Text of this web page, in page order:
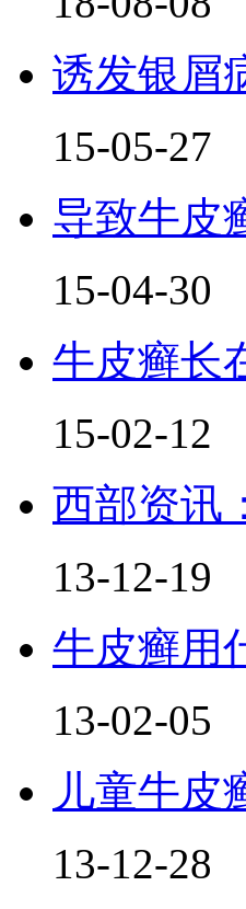
诱发银屑
15-05-27
导致牛皮
15-04-30
牛皮癣长
15-02-12
西部资讯
13-12-19
牛皮癣用
13-02-05
儿童牛皮
13-12-28